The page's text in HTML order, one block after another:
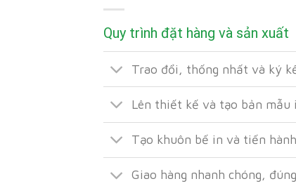
Quy trình đặt hàng và sản xuất
Trao đổi, thống nhất và ký
Lên thiết kế và tạo bản mẫu
Tạo khuôn bế in và tiến
Giao hàng nhanh chóng,